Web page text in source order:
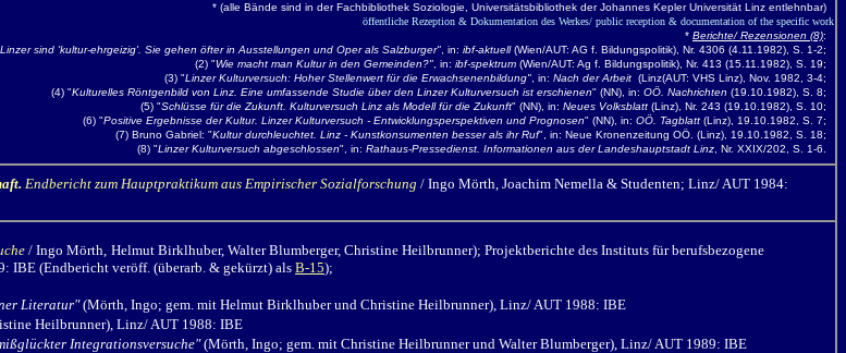
* (alle Bände sind in der Fachbibliothek Soziologie, Universitätsbibliothek der Johannes Kepler Universität Linz entlehnbar)
öffentliche Rezeption & Dokumentation des Werkes/ public reception & documentation of the specific work
* Berichte/ Rezensionen (8):
Linzer sind 'kultur-ehrgeizig'. Sie gehen öfter in Ausstellungen und Oper als Salzburger" , in: ibf-aktuell(Wien/AUT: AG f. Bildungspolitik), Nr. 4306 (4.11.1982), S. 1-2;
(2) "Wie macht man Kultur in den Gemeinden?" , in: ibf-spektrum (Wien/AUT: Ag f. Bildungspolitik), Nr. 413 (15.11.1982), S. 19;
(3) "Linzer Kulturversuch: Hoher Stellenwert für die Erwachsenenbildung" , in: Nach der Arbeit (Linz(AUT: VHS Linz), Nov. 1982, 3-4;
(4) "Kulturelles Röntgenbild von Linz. Eine umfassende Studie über den Linzer Kulturversuch ist erschienen" (NN), in: OÖ. Nachrichten (19.10.1982), S. 8;
(5) "Schlüsse für die Zukunft. Kulturversuch Linz als Modell für die Zukunft" (NN), in: Neues Volksblatt (Linz), Nr. 243 (19.10.1982), S. 10;
(6) "Positive Ergebnisse der Kultur. Linzer Kulturversuch - Entwicklungsperspektiven und Prognosen" (NN), in: OÖ. Tagblatt (Linz), 19.10.1982, S. 7;
(7) Bruno Gabriel: "Kultur durchleuchtet. Linz - Kunstkonsumenten besser als ihr Ruf", in: Neue Kronenzeitung OÖ. (Linz), 19.10.1982, S. 18;
(8) "Linzer Kulturversuch abgeschlossen", in: Rathaus-Pressedienst. Informationen aus der Landeshauptstadt Linz , Nr. XXIX/202, S. 1-6.
Endbericht zum Hauptpraktikum aus Empirischer Sozialforschung / Ingo Mörth, Joachim Nemella & Studenten; Linz/ AUT 1984:
/ Ingo Mörth, Helmut Birklhuber, Walter Blumberger, Christine Heilbrunner); Projektberichte des Instituts für berufsbezogene
IBE (Endbericht veröff. (überarb. & gekürzt) als B-15);
Literatur"(Mörth, Ingo; gem. mit Helmut Birklhuber und Christine Heilbrunner), Linz/ AUT 1988: IBE
Heilbrunner), Linz/ AUT 1988: IBE
Integrationsversuche"(Mörth, Ingo; gem. mit Christine Heilbrunner und Walter Blumberger), Linz/ AUT 1989: IBE